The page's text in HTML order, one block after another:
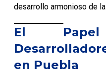
desarrollo armonioso de
El
en Puebla